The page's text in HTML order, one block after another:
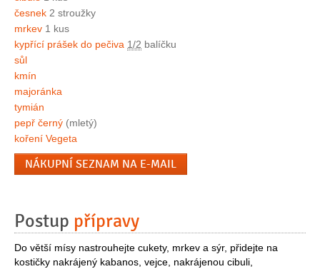
česnek 2 stroužky
mrkev 1 kus
kypřící prášek do pečiva 1/2 balíčku
sůl
kmín
majoránka
tymián
pepř černý (mletý)
koření Vegeta
NÁKUPNÍ SEZNAM NA E-MAIL
Postup přípravy
Do větší mísy nastrouhejte cukety, mrkev a sýr, přidejte na
kostičky nakrájený kabanos, vejce, nakrájenou cibuli,